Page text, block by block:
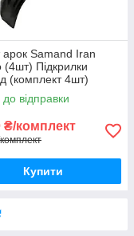
арок Samand Iran
(4шт) Підкрилки
(комплект 4шт)
до відправки
₴/комплект
Купити